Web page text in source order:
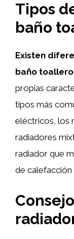
Tipos
baño
Existen
baño
propias
tipos más
eléctricos, los
radiadores
radiador que
de calefacción